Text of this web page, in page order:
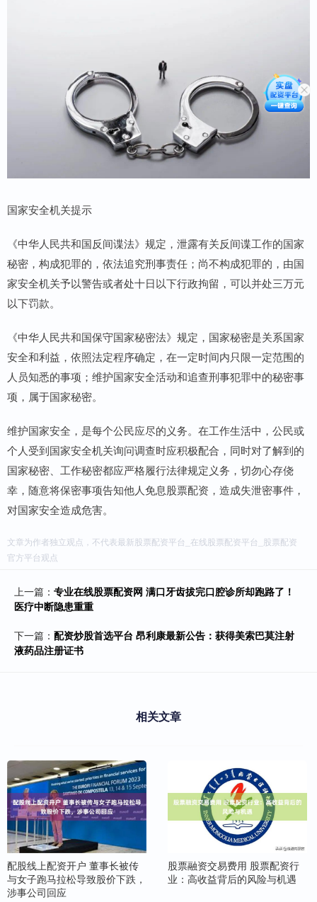
国家安全机关提示
《中华人民共和国反间谍法》规定，泄露有关反间谍工作的国家
秘密，构成犯罪的，依法追究刑事责任；尚不构成犯罪的，由国
家安全机关予以警告或者处十日以下行政拘留，可以并处三万元
以下罚款。
《中华人民共和国保守国家秘密法》规定，国家秘密是关系国家
安全和利益，依照法定程序确定，在一定时间内只限一定范围的
人员知悉的事项；维护国家安全活动和追查刑事犯罪中的秘密事
项，属于国家秘密。
维护国家安全，是每个公民应尽的义务。在工作生活中，公民或
个人受到国家安全机关询问调查时应积极配合，同时对了解到的
国家秘密、工作秘密都应严格履行法律规定义务，切勿心存侥
幸，随意将保密事项告知他人免息股票配资，造成失泄密事件，
对国家安全造成危害。
文章为作者独立观点，不代表最新股票配资平台_在线股票配资平台_股票配资
官方平台观点
上一篇： 专业在线股票配资网 满口牙齿拔完口腔诊所却跑路了！
医疗中断隐患重重
下一篇： 配资炒股首选平台 昂利康最新公告：获得美索巴莫注射
液药品注册证书
相关文章
配股线上配资开户 董事长被传
与女子跑马拉松导致股价下跌，
涉事公司回应
股票融资交易费用 股票配资行
业：高收益背后的风险与机遇